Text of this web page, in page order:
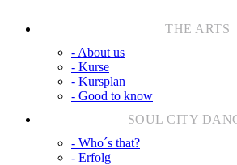
- About us
- Kurse
- Kursplan
- Good to know
- Who´s that?
- Erfolg